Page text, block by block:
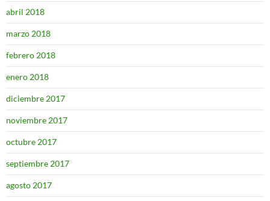
abril 2018
marzo 2018
febrero 2018
enero 2018
diciembre 2017
noviembre 2017
octubre 2017
septiembre 2017
agosto 2017